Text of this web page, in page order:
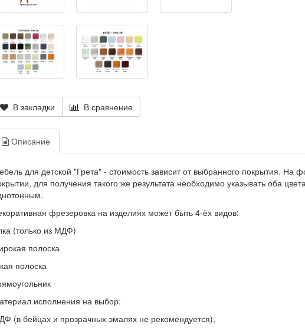
В закладки В сравнение
Описание
для детской "Грета" - стоимость зависит от выбранного покрытия. На
для получения такого же результата необходимо указывать оба
фрезеровка на изделиях может быть 4-ёх видов:
(только из МДФ)
полоска
полоска
исполнения на выбор:
(в бейцах и прозрачных эмалях не рекомендуется),